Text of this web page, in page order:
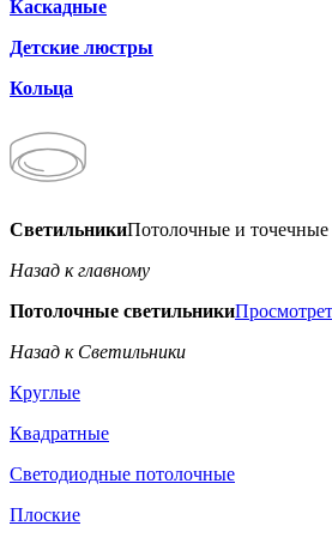
Каскадные
Детские люстры
Кольца
СветильникиПотолочные и точечные
Назад к главному
Потолочные светильники
Назад к Светильники
Круглые
Квадратные
Светодиодные потолочные
Плоские